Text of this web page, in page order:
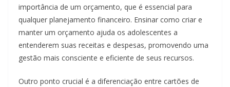
importância de um orçamento, que é essencial para
qualquer planejamento financeiro. Ensinar como criar e
manter um orçamento ajuda os adolescentes a
entenderem suas receitas e despesas, promovendo uma
gestão mais consciente e eficiente de seus recursos.
Outro ponto crucial é a diferenciação entre cartões de